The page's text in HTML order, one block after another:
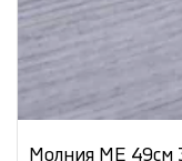
Молния МЕ 49см